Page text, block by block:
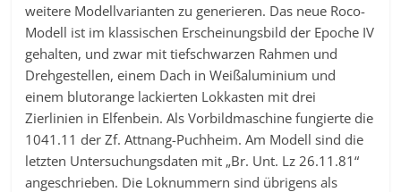
weitere Modellvarianten zu generieren. Das neue Roco-
Modell ist im klassischen Erscheinungsbild der Epoche IV
gehalten, und zwar mit tiefschwarzen Rahmen und
Drehgestellen, einem Dach in Weißaluminium und
einem blutorange lackierten Lokkasten mit drei
Zierlinien in Elfenbein. Als Vorbildmaschine fungierte die
1041.11 der Zf. Attnang-Puchheim. Am Modell sind die
letzten Untersuchungsdaten mit „Br. Unt. Lz 26.11.81“
angeschrieben. Die Loknummern sind übrigens als